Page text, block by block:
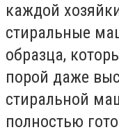
каждой
стиральные
образца,
порой даже
стиральной
полностью